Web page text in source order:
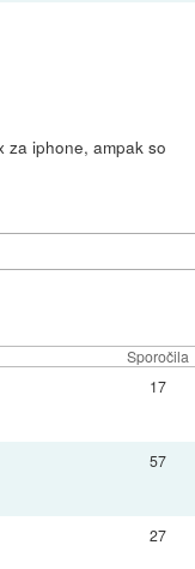
za iphone, ampak so
Sporočila
17
57
27